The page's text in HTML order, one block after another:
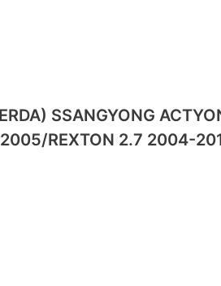
SSANGYONG
REXTON 2.7 2004-